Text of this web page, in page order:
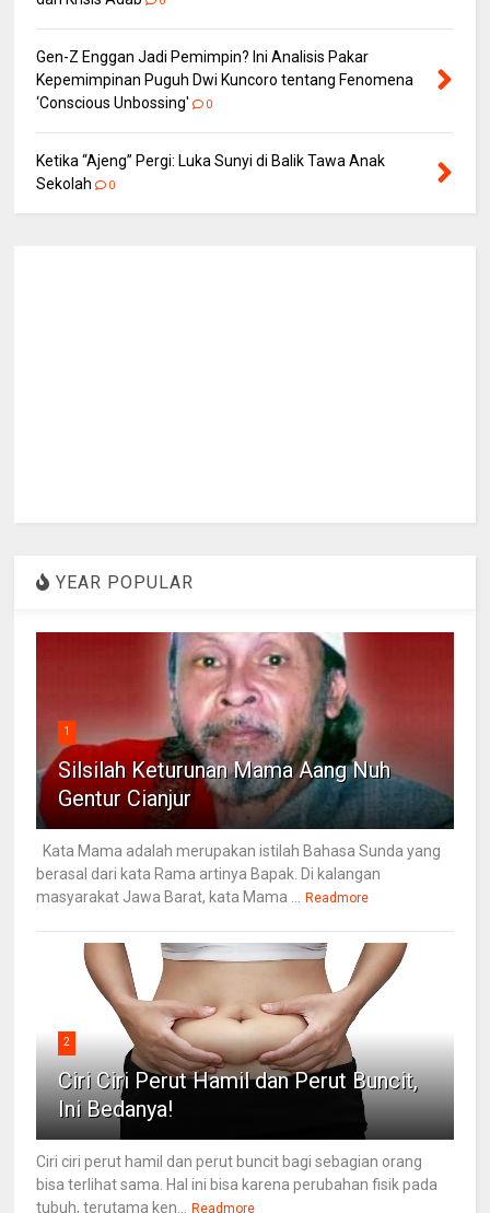
Gen-Z Enggan Jadi Pemimpin? Ini Analisis Pakar
Kepemimpinan Puguh Dwi Kuncoro tentang Fenomena
‘Conscious Unbossing'
0
Ketika “Ajeng” Pergi: Luka Sunyi di Balik Tawa Anak
Sekolah
0
YEAR POPULAR
1
Silsilah Keturunan Mama Aang Nuh
Gentur Cianjur
Kata Mama adalah merupakan istilah Bahasa Sunda yang
berasal dari kata Rama artinya Bapak. Di kalangan
masyarakat Jawa Barat, kata Mama ...
Readmore
2
Ciri Ciri Perut Hamil dan Perut Buncit,
Ini Bedanya!
Ciri ciri perut hamil dan perut buncit bagi sebagian orang
bisa terlihat sama. Hal ini bisa karena perubahan fisik pada
tubuh, terutama ken...
Readmore